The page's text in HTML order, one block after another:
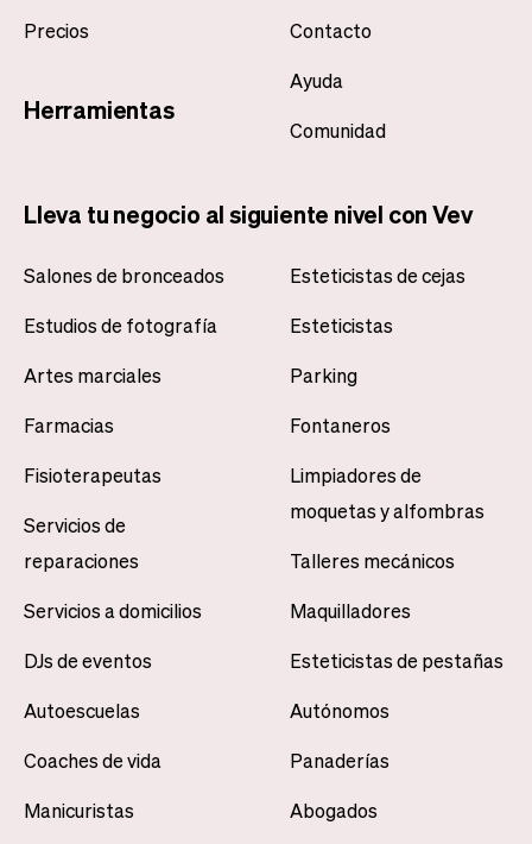
Precios
Herramientas
Contacto
Ayuda
Comunidad
Lleva tu negocio al siguiente nivel con Vev
Salones de bronceados
Estudios de fotografía
Artes marciales
Farmacias
Fisioterapeutas
Servicios de
reparaciones
Servicios a domicilios
DJs de eventos
Autoescuelas
Coaches de vida
Manicuristas
Esteticistas de cejas
Esteticistas
Parking
Fontaneros
Limpiadores de
moquetas y alfombras
Talleres mecánicos
Maquilladores
Esteticistas de pestañas
Autónomos
Panaderías
Abogados